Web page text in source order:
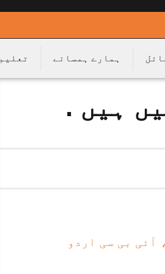
ہمارے ہمسائے تعلیم
ہیں .
آئی بی سی اردو